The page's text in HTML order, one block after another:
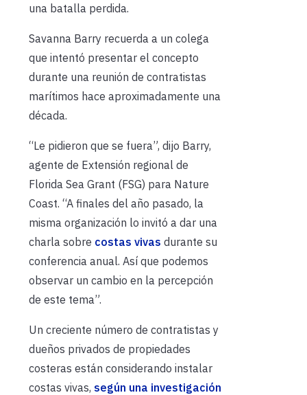
una batalla perdida.
Savanna Barry recuerda a un colega
que intentó presentar el concepto
durante una reunión de contratistas
marítimos hace aproximadamente una
década.
“Le pidieron que se fuera”, dijo Barry,
agente de Extensión regional de
Florida Sea Grant (FSG) para Nature
Coast. “A finales del año pasado, la
misma organización lo invitó a dar una
charla sobre costas vivas durante su
conferencia anual. Así que podemos
observar un cambio en la percepción
de este tema”.
Un creciente número de contratistas y
dueños privados de propiedades
costeras están considerando instalar
costas vivas, según una investigación